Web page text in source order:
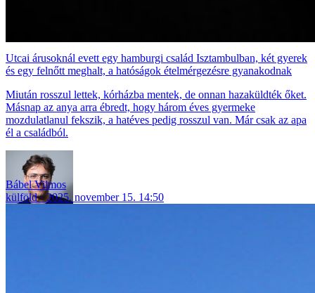
Utcai árusoknál evett egy hamburgi család Isztambulban, két gyerek
és egy felnőtt meghalt, a hatóságok ételmérgezésre gyanakodnak
Miután rosszul lettek, kórházba mentek, de onnan hazaküldték őket.
Másnap az anya arra ébredt, hogy három éves gyermeke
mozdulatlanul fekszik, a hatéves pedig rosszul van. Már csak az apa
él a családból.
Bábel Vilmos
külföld
2025. november 15. 14:50